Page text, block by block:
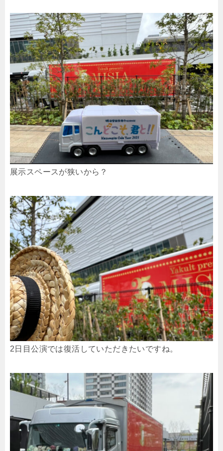
展示スペースが狭いから？
2日目公演では復活していただきたいですね。